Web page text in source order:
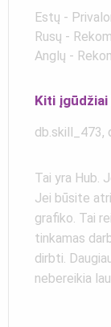
Estų -
Rusų -
Anglų -
Kiti įgūdžiai
db.skill_473,
Tai yra Hub.
Jei būsite
grafiko. Tai
tinkamas
dirbti.
nebereikia